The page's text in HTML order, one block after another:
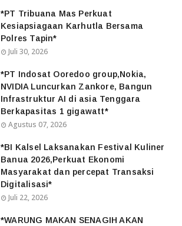
*PT Tribuana Mas Perkuat
Kesiapsiagaan Karhutla Bersama
Polres Tapin*
Juli 30, 2026
*PT Indosat Ooredoo group,Nokia,
NVIDIA Luncurkan Zankore, Bangun
Infrastruktur AI di asia Tenggara
Berkapasitas 1 gigawatt*
Agustus 07, 2026
*BI Kalsel Laksanakan Festival Kuliner
Banua 2026,Perkuat Ekonomi
Masyarakat dan percepat Transaksi
Digitalisasi*
Juli 22, 2026
*WARUNG MAKAN SENAGIH AKAN